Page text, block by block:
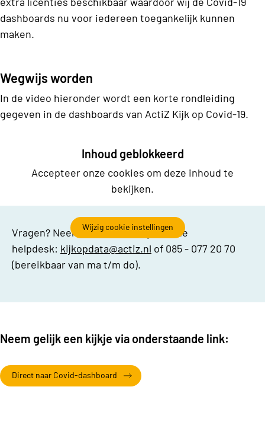
dashboards nu voor iedereen toegankelijk kunnen
maken.
Wegwijs worden
In de video hieronder wordt een korte rondleiding
gegeven in de dashboards van ActiZ Kijk op Covid-19.
Inhoud geblokkeerd
Accepteer onze cookies om deze inhoud te
bekijken.
Wijzig cookie instellingen
Vragen? Neem dan contact op met de
helpdesk: kijkopdata@actiz.nl of 085 - 077 20 70
(bereikbaar van ma t/m do).
Neem gelijk een kijkje via onderstaande link:
Direct naar Covid-dashboard